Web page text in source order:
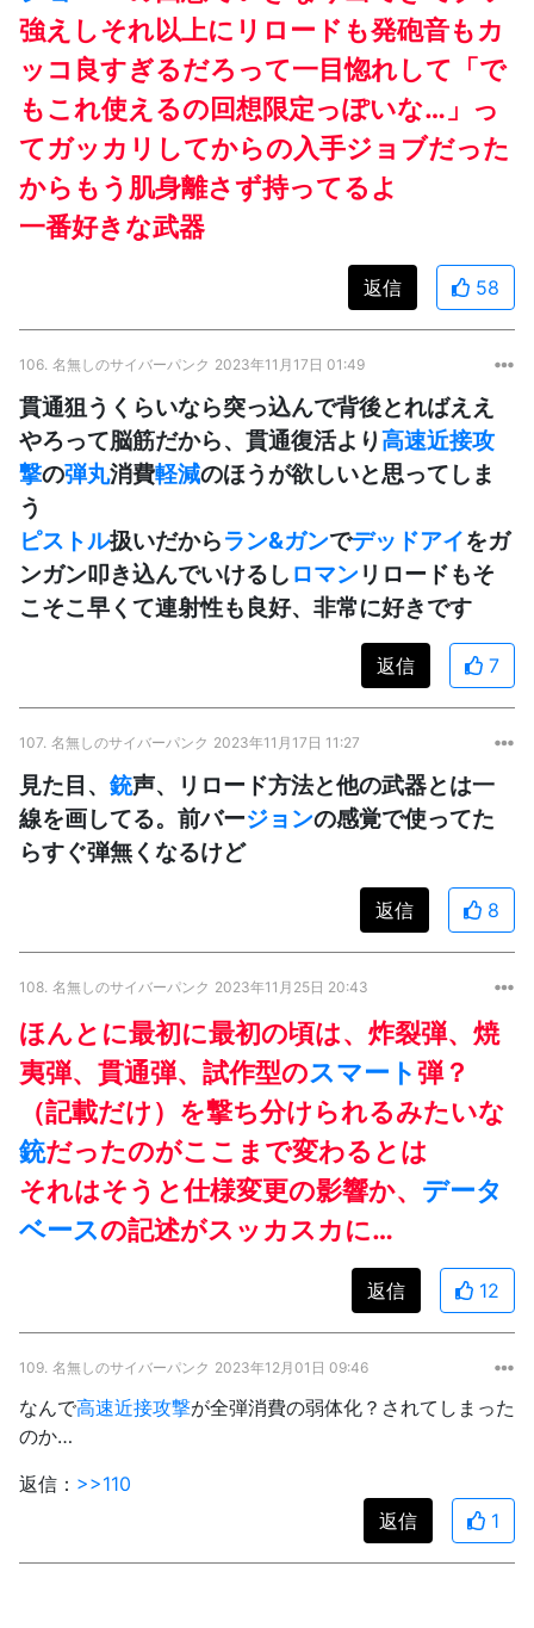
強えしそれ以上にリロードも発砲音もカ
ッコ良すぎるだろって一目惚れして「で
もこれ使えるの回想限定っぽいな…」っ
てガッカリしてからの入手ジョブだった
からもう肌身離さず持ってるよ
一番好きな武器
返信 58
106. 名無しのサイバーパンク 2023年11月17日 01:49
貫通狙うくらいなら突っ込んで背後とればええ
やろって脳筋だから、貫通復活より高速近接攻
撃の弾丸消費軽減のほうが欲しいと思ってしま
う
ピストル扱いだからラン&ガンでデッドアイをガ
ンガン叩き込んでいけるし ロマンリロードもそ
こそこ早くて連射性も良好、非常に好きです
返信 7
107. 名無しのサイバーパンク 2023年11月17日 11:27
見た目、 銃声、リロード方法と他の武器とは一
線を画してる。前バージョンの感覚で使ってた
らすぐ弾無くなるけど
返信 8
108. 名無しのサイバーパンク 2023年11月25日 20:43
ほんとに最初に最初の頃は、炸裂弾、焼
夷弾、貫通弾、試作型のスマート弾？
（記載だけ）を撃ち分けられるみたいな
銃だったのがここまで変わるとは
それはそうと仕様変更の影響か、 データ
ベースの記述がスッカスカに…
返信 12
109. 名無しのサイバーパンク 2023年12月01日 09:46
なんで高速近接攻撃が全弾消費の弱体化？されてしまった
のか…
返信： >>110
返信
1